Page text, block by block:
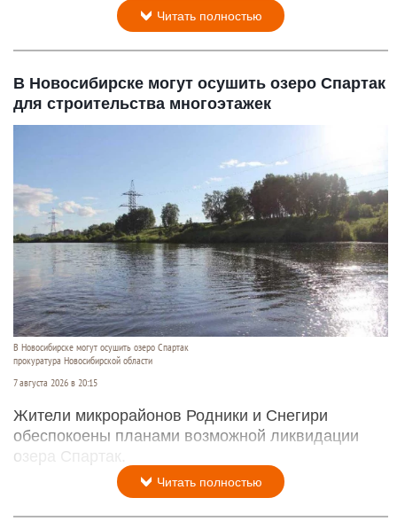
Читать полностью
В Новосибирске могут осушить озеро Спартак
для строительства многоэтажек
В Новосибирске могут осушить озеро Спартак
прокуратура Новосибирской области
7 августа 2026 в 20:15
Жители микрорайонов Родники и Снегири
обеспокоены планами возможной ликвидации
озера Спартак.
Читать полностью